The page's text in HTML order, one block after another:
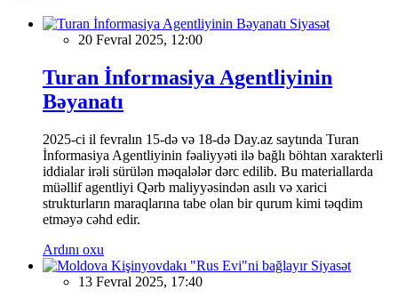
Siyasət
20 Fevral 2025, 12:00
Turan İnformasiya Agentliyinin
Bəyanatı
2025-ci il fevralın 15-də və 18-də Day.az saytında Turan
İnformasiya Agentliyinin fəaliyyəti ilə bağlı böhtan xarakterli
iddialar irəli sürülən məqalələr dərc edilib. Bu materiallarda
müəllif agentliyi Qərb maliyyəsindən asılı və xarici
strukturların maraqlarına tabe olan bir qurum kimi təqdim
etməyə cəhd edir.
Ardını oxu
Siyasət
13 Fevral 2025, 17:40